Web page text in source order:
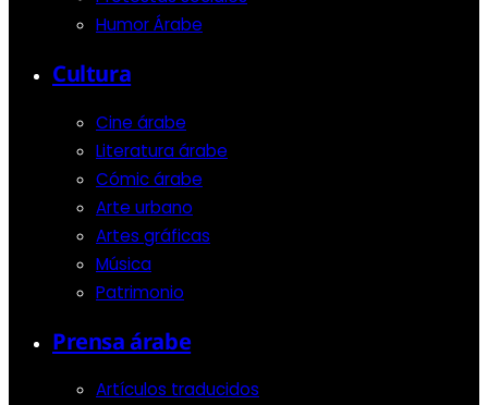
Humor Árabe
Cultura
Cine árabe
Literatura árabe
Cómic árabe
Arte urbano
Artes gráficas
Música
Patrimonio
Prensa árabe
Artículos traducidos